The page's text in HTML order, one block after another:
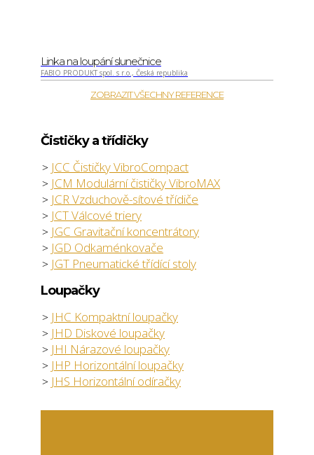
Linka na loupání slunečnice
FABIO PRODUKT spol. s r.o., Česká republika
ZOBRAZIT VŠECHNY REFERENCE
Čističky a třídičky
JCC Čističky VibroCompact
JCM Modulární čističky VibroMAX
JCR Vzduchově-sítové třídiče
JCT Válcové triery
JGC Gravitační koncentrátory
JGD Odkaménkovače
JGT Pneumatické třídící stoly
Loupačky
JHC Kompaktní loupačky
JHD Diskové loupačky
JHI Nárazové loupačky
JHP Horizontální loupačky
JHS Horizontální odíračky